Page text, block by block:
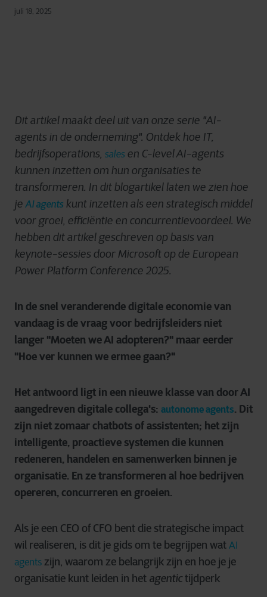
juli 18, 2025
Dit artikel maakt deel uit van onze serie "AI-
agents in de onderneming". Ontdek hoe IT,
bedrijfsoperations, sales en C-level AI-agents
kunnen inzetten om hun organisaties te
transformeren. In dit blogartikel laten we zien hoe
je AI agents kunt inzetten als een strategisch middel
voor groei, efficiëntie en concurrentievoordeel. We
hebben dit artikel geschreven op basis van
keynote-sessies door Microsoft op de European
Power Platform Conference 2025.
In de snel veranderende digitale economie van
vandaag is de vraag voor bedrijfsleiders niet
langer "Moeten we AI adopteren?" maar eerder
"Hoe ver kunnen we ermee gaan?"
Het antwoord ligt in een nieuwe klasse van door AI
aangedreven digitale collega's: autonome agents. Dit
zijn niet zomaar chatbots of assistenten; het zijn
intelligente, proactieve systemen die kunnen
redeneren, handelen en samenwerken binnen je
organisatie. En ze transformeren al hoe bedrijven
opereren, concurreren en groeien.
Als je een CEO of CFO bent die strategische impact
wil realiseren, is dit je gids om te begrijpen wat AI
agents zijn, waarom ze belangrijk zijn en hoe je je
organisatie kunt leiden in het agentictijdperk